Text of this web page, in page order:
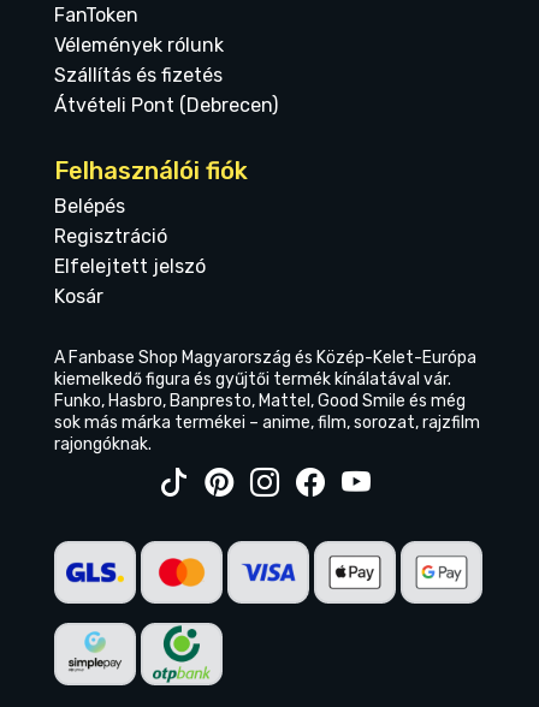
FanToken
Vélemények rólunk
Szállítás és fizetés
Átvételi Pont (Debrecen)
Felhasználói fiók
Belépés
Regisztráció
Elfelejtett jelszó
Kosár
A Fanbase Shop Magyarország és Közép-Kelet-Európa
kiemelkedő figura és gyűjtői termék kínálatával vár.
Funko, Hasbro, Banpresto, Mattel, Good Smile és még
sok más márka termékei – anime, film, sorozat, rajzfilm
rajongóknak.